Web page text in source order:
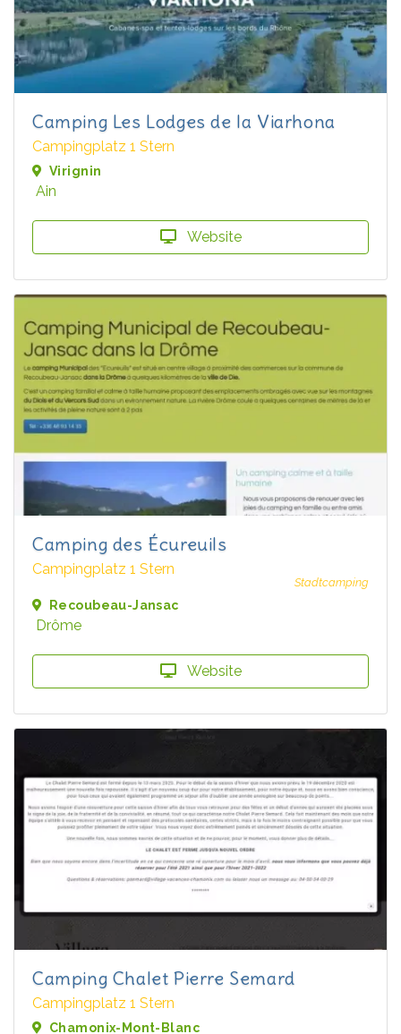
Camping Les Lodges de la Viarhona
Campingplatz 1 Stern
Virignin
Ain
Website
Camping des Écureuils
Campingplatz 1 Stern
Stadtcamping
Recoubeau-Jansac
Drôme
Website
Camping Chalet Pierre Semard
Campingplatz 1 Stern
Chamonix-Mont-Blanc